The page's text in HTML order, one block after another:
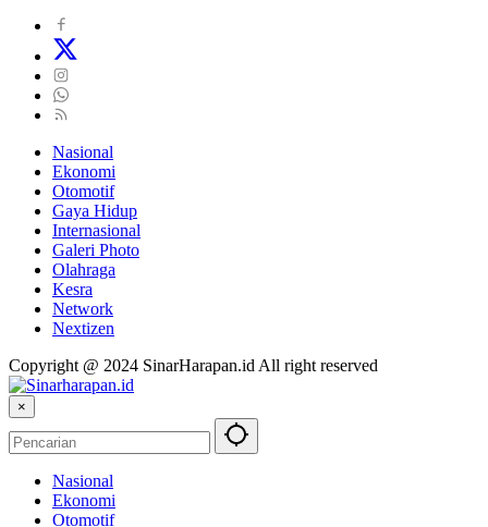
Nasional
Ekonomi
Otomotif
Gaya Hidup
Internasional
Galeri Photo
Olahraga
Kesra
Network
Nextizen
Copyright @ 2024 SinarHarapan.id All right reserved
×
Nasional
Ekonomi
Otomotif